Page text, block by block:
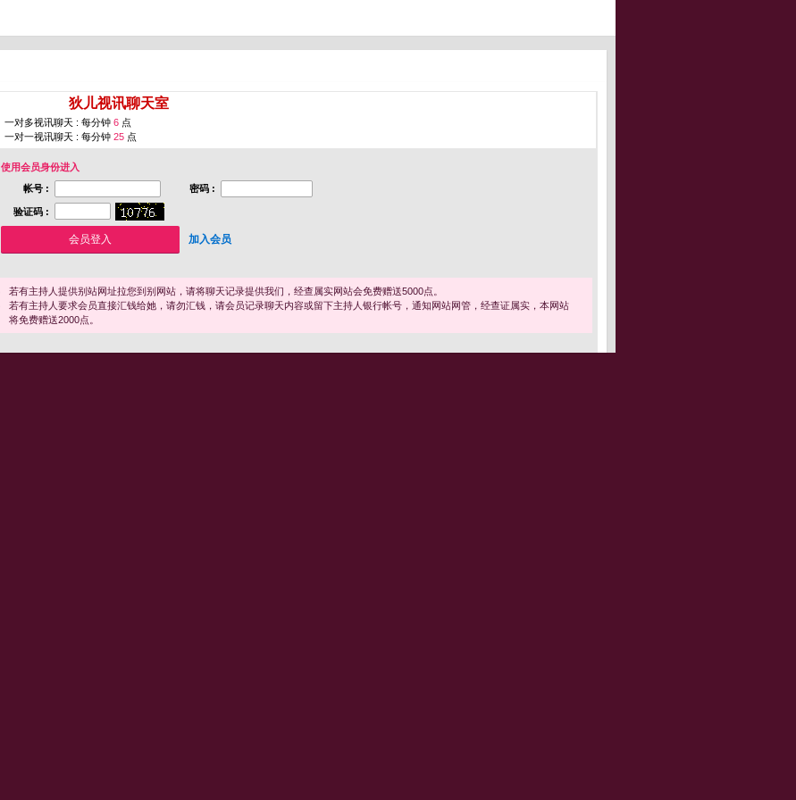
狄儿视讯聊天室
一对多视讯聊天 : 每分钟 6 点
一对一视讯聊天 : 每分钟 25 点
使用会员身份进入
帐号 :
密码 :
验证码 :
加入会员
若有主持人提供别站网址拉您到别网站，请将聊天记录提供我们，经查属实网站会免费赠送5000点。
若有主持人要求会员直接汇钱给她，请勿汇钱，请会员记录聊天内容或留下主持人银行帐号，通知网站网管，经查证属实，本网站
将免费赠送2000点。